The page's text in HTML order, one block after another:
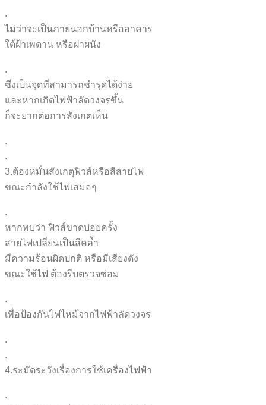
.
ไม่ว่าจะเป็นภายนอกบ้านหรืออาคาร
ใต้ฝ้าเพดาน หรือฝาผนัง
.
ซึ่งเป็นจุดที่สามารถชำรุดได้ง่าย
และหากเกิดไฟฟ้าลัดวงจรขึ้น
ก็จะยากต่อการสังเกตเห็น
.
.
3.ต้องหมั่นสังเกตุฟิวส์หรือสีสายไฟ
ขณะกำลังใช้ไฟเสมอๆ
.
หากพบว่า ฟิวส์ขาดบ่อยครั้ง
สายไฟเปลี่ยนเป็นสีคล้ำ
มีความร้อนผิดปกติ หรือมีเสียงดัง
ขณะใช้ไฟ ต้องรีบตรวจซ่อม
.
เพื่อป้องกันไฟไหม้จากไฟฟ้าลัดวงจร
.
.
4.ระมัดระวังเรื่องการใช้เครื่องไฟฟ้า
.